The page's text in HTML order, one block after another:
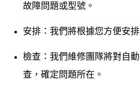
故障問題或型號。
安排：我們將根據您方便安
檢查：我們維修團隊將對自
查，確定問題所在。